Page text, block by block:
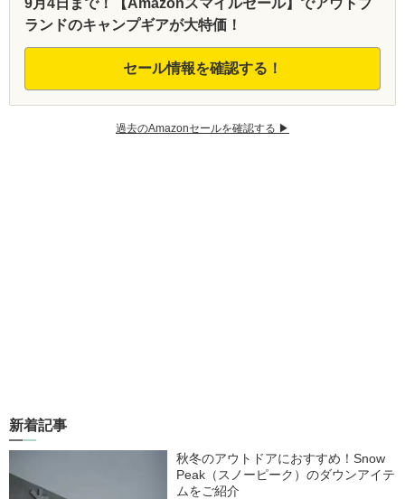
9月4日まで！【Amazonスマイルセール】でアウトブ
ランドのキャンプギアが大特価！
セール情報を確認する！
過去のAmazonセールを確認する ▶︎
新着記事
秋冬のアウトドアにおすすめ！Snow
Peak（スノーピーク）のダウンアイテ
ムをご紹介